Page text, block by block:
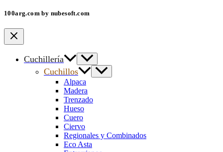
100arg.com by nubesoft.com
Cuchillería
Cuchillos
Alpaca
Madera
Trenzado
Hueso
Cuero
Ciervo
Regionales y Combinados
Eco Asta